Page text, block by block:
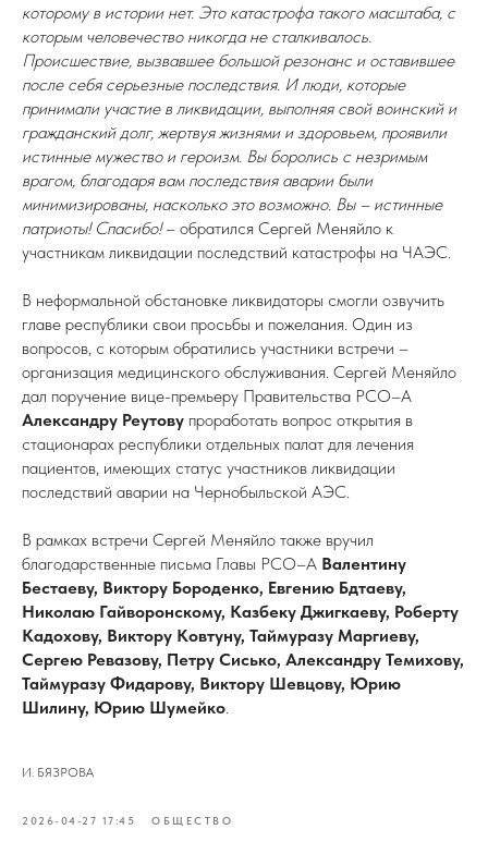
которому в истории нет. Это катастрофа такого масштаба, с
которым человечество никогда не сталкивалось.
Происшествие, вызвавшее большой резонанс и оставившее
после себя серьезные последствия. И люди, которые
принимали участие в ликвидации, выполняя свой воинский и
гражданский долг, жертвуя жизнями и здоровьем, проявили
истинные мужество и героизм. Вы боролись с незримым
врагом, благодаря вам последствия аварии были
минимизированы, насколько это возможно. Вы – истинные
патриоты! Спасибо!– обратился Сергей Меняйло к
участникам ликвидации последствий катастрофы на ЧАЭС.
В неформальной обстановке ликвидаторы смогли озвучить
главе республики свои просьбы и пожелания. Один из
вопросов, с которым обратились участники встречи –
организация медицинского обслуживания. Сергей Меняйло
дал поручение вице-премьеру Правительства РСО–А
Александру Реутову проработать вопрос открытия в
стационарах республики отдельных палат для лечения
пациентов, имеющих статус участников ликвидации
последствий аварии на Чернобыльской АЭС.
В рамках встречи Сергей Меняйло также вручил
благодарственные письма Главы РСО–А Валентину
Бестаеву, Виктору Бороденко, Евгению Бдтаеву,
Николаю Гайворонскому, Казбеку Джигкаеву, Роберту
Кадохову, Виктору Ковтуну, Таймуразу Маргиеву,
Сергею Ревазову, Петру Сисько, Александру Темихову,
Таймуразу Фидарову, Виктору Шевцову, Юрию
Шилину, Юрию Шумейко.
И. БЯЗРОВА
2026-04-27 17:45 ОБЩЕСТВО